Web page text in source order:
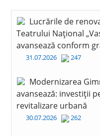
Lucrările de
Teatrului Național
avansează conform
31.07.2026 247
Modernizarea
avansează: investiții
revitalizare urbană
30.07.2026 262